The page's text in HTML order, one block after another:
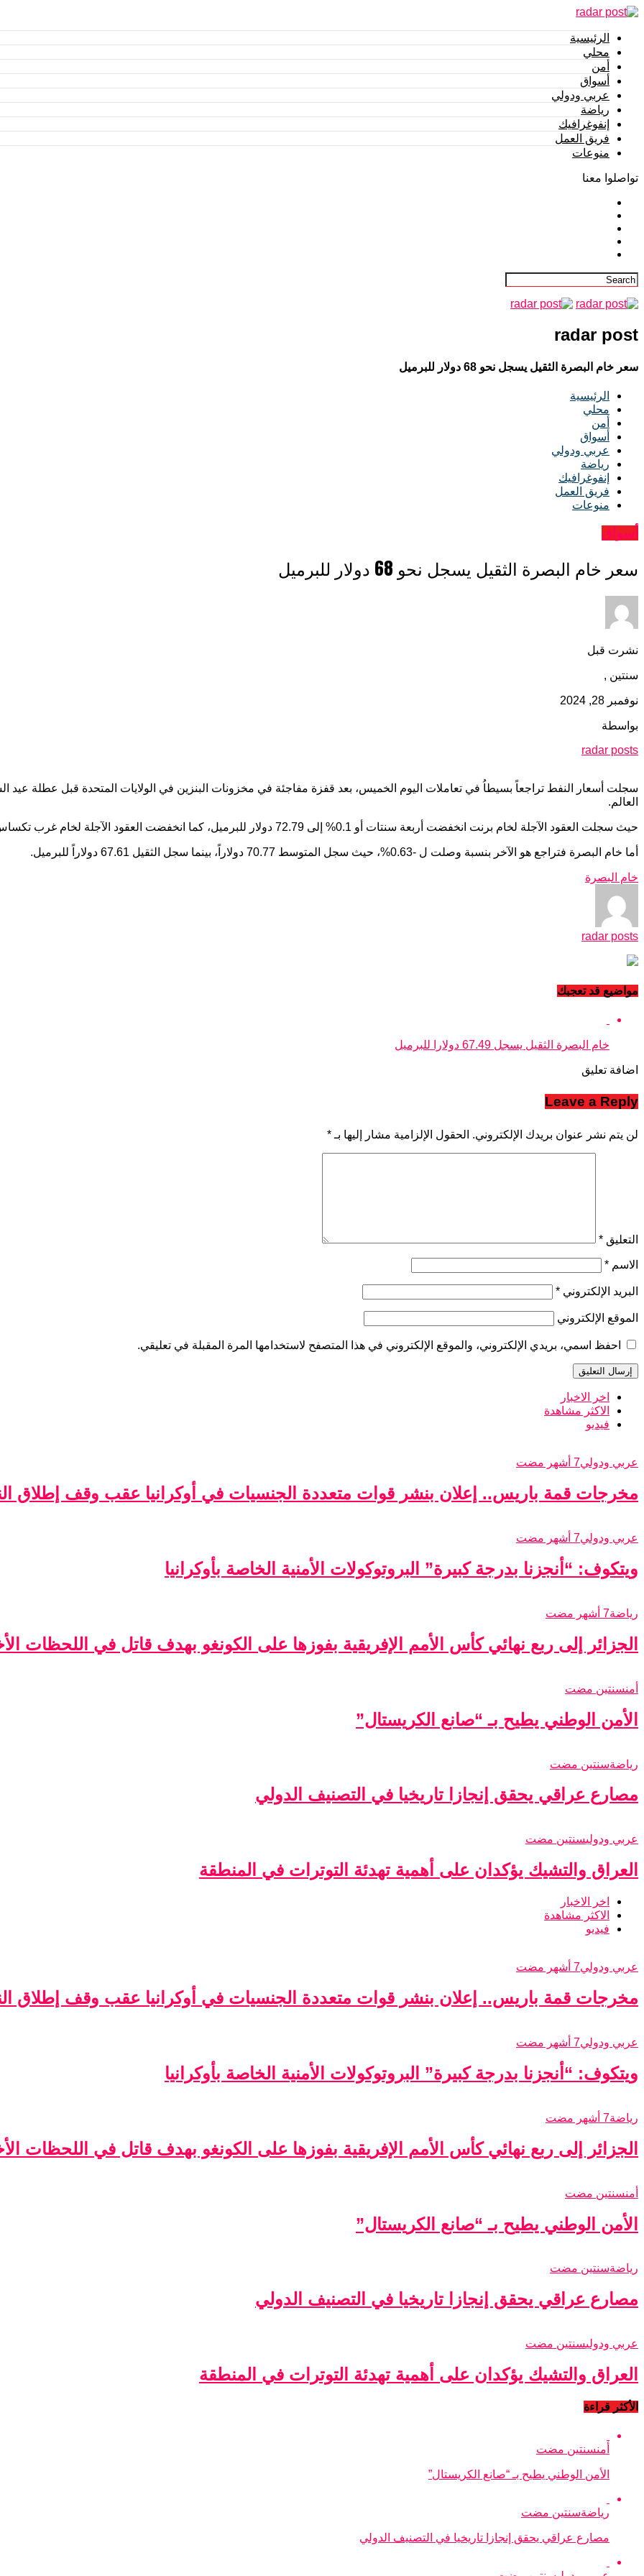
الرئيسية
محلي
أمن
أسواق
عربي ودولي
رياضة
إنفوغرافيك
فريق العمل
منوعات
تواصلوا معنا
radar post
سعر خام البصرة الثقيل يسجل نحو 68 دولار للبرميل
الرئيسية
محلي
أمن
أسواق
عربي ودولي
رياضة
إنفوغرافيك
فريق العمل
منوعات
أسواق
سعر خام البصرة الثقيل يسجل نحو 68 دولار للبرميل
نشرت قبل
سنتين ,
نوفمبر 28, 2024
بواسطة
radar posts
سجلت أسعار النفط تراجعاً بسيطاُ في تعاملات اليوم الخميس، بعد قفزة مفاجئة في مخزونات البنزين في الولايات المتحدة قبل عطلة
العالم.
حيث سجلت العقود الآجلة لخام برنت انخفضت أربعة سنتات أو 0.1% إلى 72.79 دولار للبرميل، كما انخفضت العقود الآجلة لخام غرب تكساس الوسيط الأميركي سنتاً واحداً إلى 68.71 دولار للبرميل.
أما خام البصرة فتراجع هو الآخر بنسبة وصلت ل -0.63%، حيث سجل المتوسط 70.77 دولاراً، بينما سجل الثقيل 67.61 دولاراً للبرميل.
خام البصرة
radar posts
مواضيع قد تعجبك
خام البصرة الثقيل يسجل 67.49 دولارا للبرميل
اضافة تعليق
Leave a Reply
لن يتم نشر عنوان بريدك الإلكتروني. الحقول الإلزامية مشار إليها بـ *
التعليق *
الاسم *
البريد الإلكتروني *
الموقع الإلكتروني
احفظ اسمي، بريدي الإلكتروني، والموقع الإلكتروني في هذا المتصفح لاستخدامها المرة المقبلة في تعليقي.
اخر الاخبار
الاكثر مشاهدة
فيديو
عربي ودولي7 أشهر مضت
مخرجات قمة باريس.. إعلان بنشر قوات متعددة الجنسيات في أوكرانيا عقب وقف إطلاق
عربي ودولي7 أشهر مضت
ويتكوف: “أنجزنا بدرجة كبيرة” البروتوكولات الأمنية الخاصة بأوكرانيا
رياضة7 أشهر مضت
الجزائر إلى ربع نهائي كأس الأمم الإفريقية بفوزها على الكونغو بهدف قاتل في اللحظات
أمنسنتين مضت
الأمن الوطني يطيح بـ “صانع الكريستال”
رياضةسنتين مضت
مصارع عراقي يحقق إنجازا تاريخيا في التصنيف الدولي
عربي ودوليسنتين مضت
العراق والتشيك يؤكدان على أهمية تهدئة التوترات في المنطقة
اخر الاخبار
الاكثر مشاهدة
فيديو
عربي ودولي7 أشهر مضت
مخرجات قمة باريس.. إعلان بنشر قوات متعددة الجنسيات في أوكرانيا عقب وقف إطلاق
عربي ودولي7 أشهر مضت
ويتكوف: “أنجزنا بدرجة كبيرة” البروتوكولات الأمنية الخاصة بأوكرانيا
رياضة7 أشهر مضت
الجزائر إلى ربع نهائي كأس الأمم الإفريقية بفوزها على الكونغو بهدف قاتل في اللحظات
أمنسنتين مضت
الأمن الوطني يطيح بـ “صانع الكريستال”
رياضةسنتين مضت
مصارع عراقي يحقق إنجازا تاريخيا في التصنيف الدولي
عربي ودوليسنتين مضت
العراق والتشيك يؤكدان على أهمية تهدئة التوترات في المنطقة
الأكثر قراءة
أمنسنتين مضت
الأمن الوطني يطيح بـ “صانع الكريستال”
رياضةسنتين مضت
مصارع عراقي يحقق إنجازا تاريخيا في التصنيف الدولي